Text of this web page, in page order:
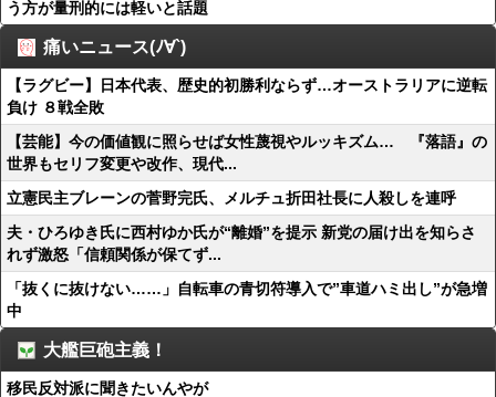
う方が量刑的には軽いと話題
痛いニュース(ﾉ∀`)
【ラグビー】日本代表、歴史的初勝利ならず…オーストラリアに逆転
負け ８戦全敗
【芸能】今の価値観に照らせば女性蔑視やルッキズム… 『落語』の
世界もセリフ変更や改作、現代...
立憲民主ブレーンの菅野完氏、メルチュ折田社長に人殺しを連呼
夫・ひろゆき氏に西村ゆか氏が“離婚”を提示 新党の届け出を知らさ
れず激怒「信頼関係が保てず...
「抜くに抜けない……」自転車の青切符導入で”車道ハミ出し”が急増
中
大艦巨砲主義！
移民反対派に聞きたいんやが